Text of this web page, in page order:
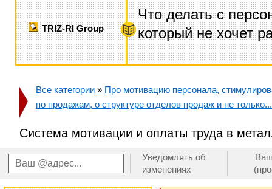
TRIZ-RI Group
Что делать с
который не хочет
Все категории » Про мотивацию персонала,
по продажам, о структуре отделов продаж и не только...
Cистема мотивации и оплаты труда в
Уведомлять об
изменениях